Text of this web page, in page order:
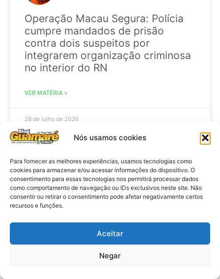
Nós usamos cookies
Para fornecer as melhores experiências, usamos tecnologias como
cookies para armazenar e/ou acessar informações do dispositivo. O
consentimento para essas tecnologias nos permitirá processar dados
como comportamento de navegação ou IDs exclusivos neste site. Não
consentir ou retirar o consentimento pode afetar negativamente certos
recursos e funções.
Aceitar
Negar
Operação Macau Segura: Polícia
cumpre mandados de prisão
contra dois suspeitos por
integrarem organização criminosa
no interior do RN
VER MATÉRIA »
28 de julho de 2026
AGENDA